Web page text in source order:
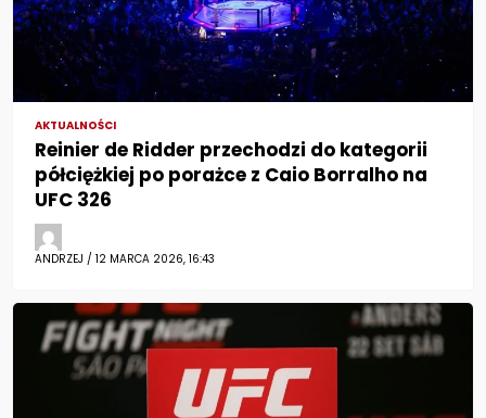
AKTUALNOŚCI
Reinier de Ridder przechodzi do kategorii
półciężkiej po porażce z Caio Borralho na
UFC 326
ANDRZEJ / 12 MARCA 2026, 16:43